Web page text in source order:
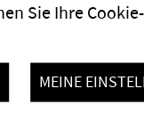
Sie Ihre
MEINE